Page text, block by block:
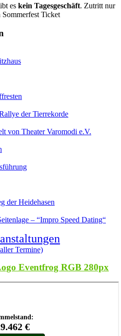
eskein Tagesgeschäft. Zutritt nur
Ticket
der Tierrekorde
von Theater Varomodi e.V.
der Heidehasen
– “Impro Speed Dating“
Termine)